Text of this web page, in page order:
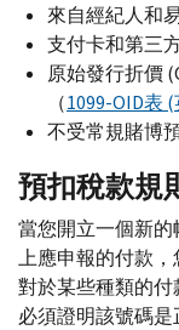
來自經紀人和
支付卡和第三
原始發行折價 (
（1099-OID表 (
不受常規賭博
預扣稅款規
當您開立一個新的
上應申報的付款
對於某些種類的付
必須證明該號碼